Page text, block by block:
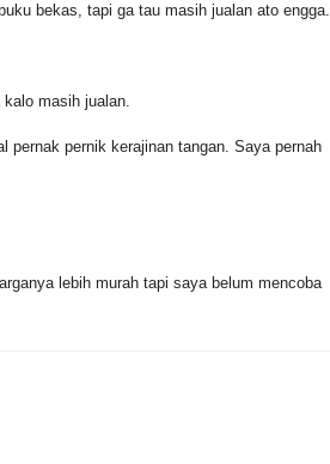
bekas, tapi ga tau masih jualan ato engga.
masih jualan.
pernak pernik kerajinan tangan. Saya pernah
lebih murah tapi saya belum mencoba